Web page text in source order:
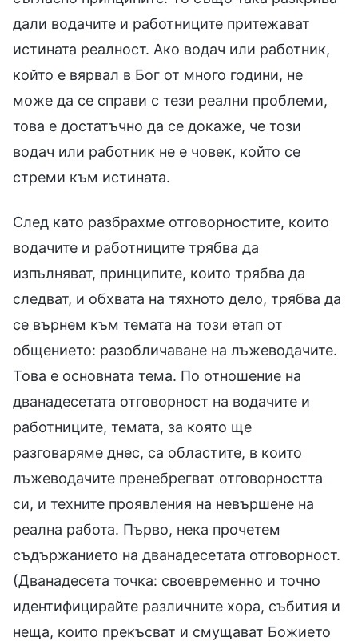
дали водачите и работниците притежават
истината реалност. Ако водач или работник,
който е вярвал в Бог от много години, не
може да се справи с тези реални проблеми,
това е достатъчно да се докаже, че този
водач или работник не е човек, който се
стреми към истината.
След като разбрахме отговорностите, които
водачите и работниците трябва да
изпълняват, принципите, които трябва да
следват, и обхвата на тяхното дело, трябва да
се върнем към темата на този етап от
общението: разобличаване на лъжеводачите.
Това е основната тема. По отношение на
дванадесетата отговорност на водачите и
работниците, темата, за която ще
разговаряме днес, са областите, в които
лъжеводачите пренебрегват отговорността
си, и техните проявления на невършене на
реална работа. Първо, нека прочетем
съдържанието на дванадесетата отговорност.
(Дванадесета точка: своевременно и точно
идентифицирайте различните хора, събития и
неща, които прекъсват и смущават Божието